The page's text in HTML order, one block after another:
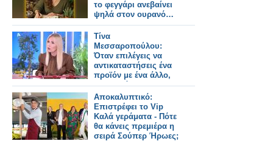
το φεγγάρι ανεβαίνει
ψηλά στον ουρανό…
Τίνα
Μεσσαροπούλου:
Όταν επιλέγεις να
αντικαταστήσεις ένα
προϊόν με ένα άλλο,
δεν το κάνεις για να
βγει χειρότερο
Αποκαλυπτικό:
Επιστρέφει το Vip
Καλά γεράματα - Πότε
θα κάνεις πρεμιέρα η
σειρά Σούπερ Ήρωες;